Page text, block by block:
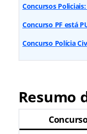
Concursos
Concurso PF está
Concurso Polícia
Resumo